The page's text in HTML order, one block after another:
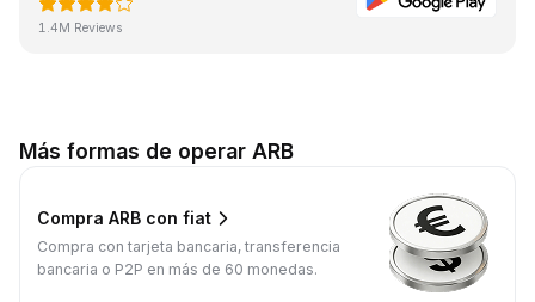
1.4M Reviews
Más formas de operar ARB
Compra ARB con fiat
Compra con tarjeta bancaria, transferencia
bancaria o P2P en más de 60 monedas.